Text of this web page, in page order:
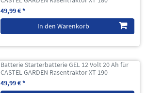
49,99 € *
In den Warenkorb
Batterie Starterbatterie GEL 12 Volt 20 Ah für
CASTEL GARDEN Rasentraktor XT 190
49,99 € *